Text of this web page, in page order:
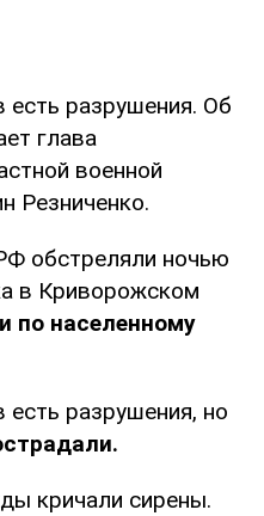
есть разрушения. Об
глава
военной
Резниченко.
обстреляли ночью
в Криворожском
по населенному
есть разрушения, но
кричали сирены.